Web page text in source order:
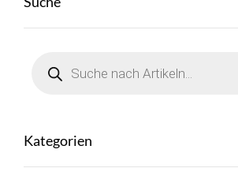
search
Kategorien